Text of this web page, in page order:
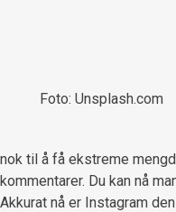
Foto: Unsplash.com
nok til å få ekstreme
kommentarer. Du kan nå
Akkurat nå er Instagram